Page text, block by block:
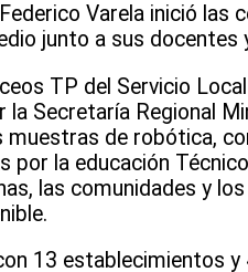
Varela inició
junto a sus docentes
TP del Servicio
la Secretaría Regional
muestras de robótica,
por la educación
las comunidades y
13 establecimientos